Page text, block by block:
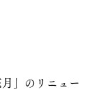
」のリニュー